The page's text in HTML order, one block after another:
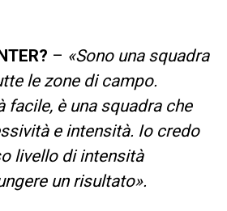
– «Sono una squadra
le zone di campo.
facile, è una squadra che
e intensità. Io credo
livello di intensità
un risultato».